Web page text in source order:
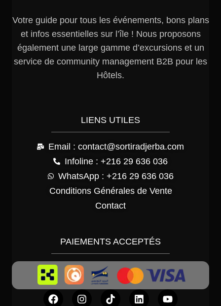
Votre guide pour tous les événements, bons plans
et infos essentielles sur l’île ! Nous proposons
également une large gamme d’excursions et un
service de community management B2B pour les
Hôtels.
LIENS UTILES
Email : contact@sortiradjerba.com
Infoline : +216 29 636 036
WhatsApp : +216 29 636 036
Conditions Générales de Vente
Contact
PAIEMENTS ACCEPTÉS